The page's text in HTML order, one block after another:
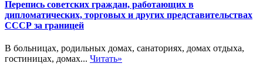
Перепись советских граждан, работающих в
дипломатических, торговых и других представительствах
СССР за границей
В больницах, родильных домах, санаториях, домах отдыха,
гостиницах, домах... Читать»